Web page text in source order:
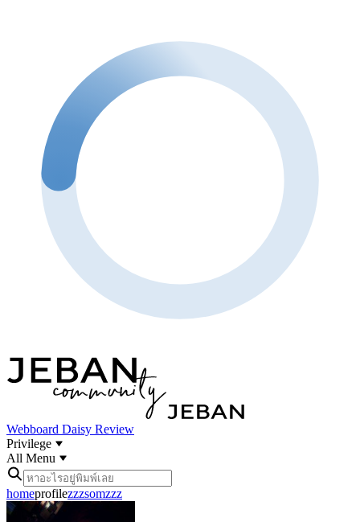
Webboard Daisy Review
Privilege
All Menu
homeprofilezzzsomzzz